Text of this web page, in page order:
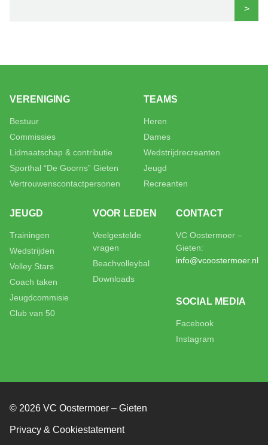
>
VERENIGING
Bestuur
Commissies
Lidmaatschap & contributie
Sporthal “De Goorns” Gieten
Vertrouwenscontactpersonen
TEAMS
Heren
Dames
Wedstrijdrecreanten
Jeugd
Recreanten
JEUGD
Trainingen
Wedstrijden
Volley Stars
Coach taken
Jeugdcommisie
Club van 50
VOOR LEDEN
Veelgestelde
vragen
Beachvolleybal
Downloads
CONTACT
VC Oostermoer –
Gieten:
info@vcoostermoer.nl
SOCIAL MEDIA
Facebook
Instagram
© 2026 VC Oostermoer – Gieten
Privacy & Cookiestatement